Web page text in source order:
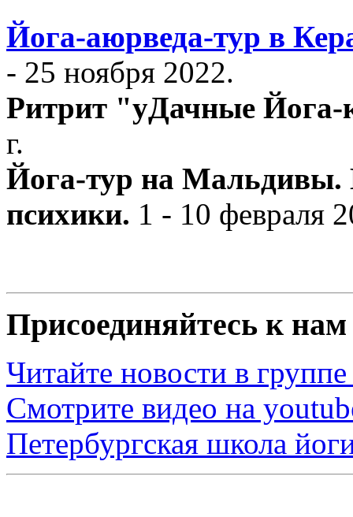
Йога-аюрведа-тур в
- 25 ноября 2022.
Ритрит "уДачные
г.
Йога-тур на Мальдивы.
психики. 1 - 10 февраля
Присоединяйтесь к нам
Читайте новости в
Смотрите видео на
Петербургская школа